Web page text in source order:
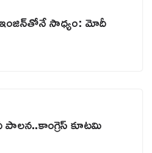
ఇంజిన్‌తోనే సాధ్యం: మోదీ
కూటమి